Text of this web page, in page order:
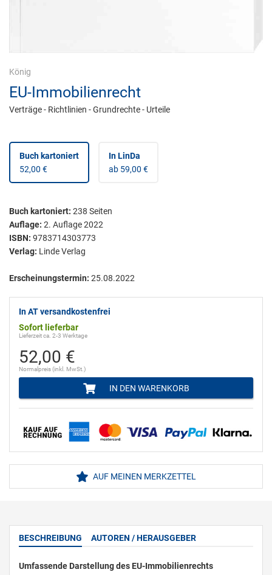
König
EU-Immobilienrecht
Verträge - Richtlinien - Grundrechte - Urteile
Buch kartoniert
52,00 €
In LinDa
ab 59,00 €
Buch kartoniert: 238 Seiten
Auflage: 2. Auflage 2022
ISBN: 9783714303773
Verlag: Linde Verlag
Erscheinungstermin: 25.08.2022
In AT versandkostenfrei
Sofort lieferbar
Lieferzeit ca. 2-3 Werktage
52,00 €
Normalpreis (inkl. MwSt.)
IN DEN WARENKORB
AUF MEINEN MERKZETTEL
BESCHREIBUNG AUTOREN / HERAUSGEBER
Umfassende Darstellung des EU-Immobilienrechts